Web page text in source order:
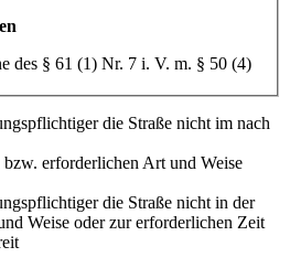
des § 61 (1) Nr. 7 i. V. m. § 50 (4)
die Straße nicht im nach
erforderlichen Art und Weise
die Straße nicht in der
Weise oder zur erforderlichen Zeit